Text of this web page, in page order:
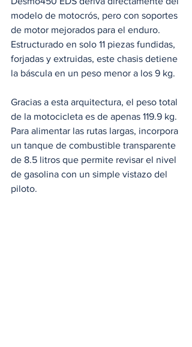
modelo de motocrós, pero con soportes
de motor mejorados para el enduro.
Estructurado en solo 11 piezas fundidas,
forjadas y extruidas, este chasis detiene
la báscula en un peso menor a los 9 kg.
Gracias a esta arquitectura, el peso total
de la motocicleta es de apenas 119.9 kg.
Para alimentar las rutas largas, incorpora
un tanque de combustible transparente
de 8.5 litros que permite revisar el nivel
de gasolina con un simple vistazo del
piloto.